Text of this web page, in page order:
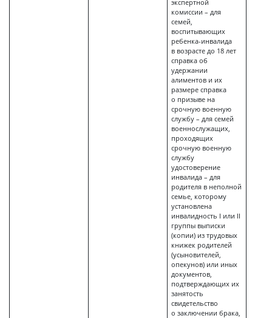
экспертной
комиссии – для
семей,
воспитывающих
ребенка-инвалида
в возрасте до 18 лет
справка об
удержании
алиментов и их
размере справка
о призыве на
срочную военную
службу – для семей
военнослужащих,
проходящих
срочную военную
службу
удостоверение
инвалида – для
родителя в неполной
семье, которому
установлена
инвалидность I или II
группы выписки
(копии) из трудовых
книжек родителей
(усыновителей,
опекунов) или иных
документов,
подтверждающих их
занятость
свидетельство
о заключении брака,